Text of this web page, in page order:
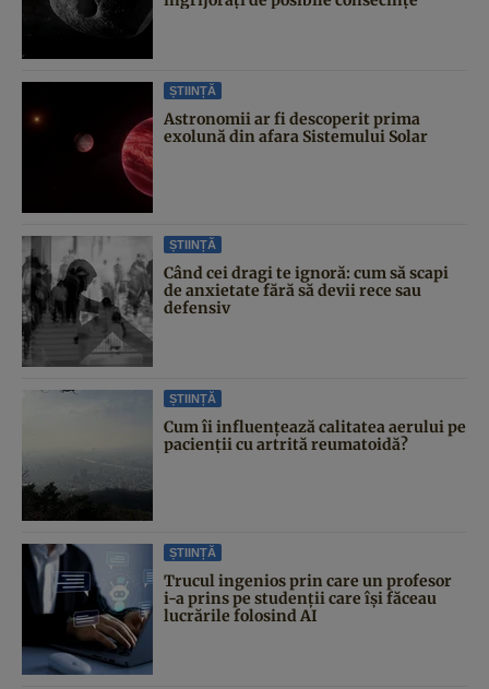
ȘTIINȚĂ
Astronomii ar fi descoperit prima
exolună din afara Sistemului Solar
ȘTIINȚĂ
Când cei dragi te ignoră: cum să scapi
de anxietate fără să devii rece sau
defensiv
ȘTIINȚĂ
Cum îi influențează calitatea aerului pe
pacienții cu artrită reumatoidă?
ȘTIINȚĂ
Trucul ingenios prin care un profesor
i-a prins pe studenții care își făceau
lucrările folosind AI